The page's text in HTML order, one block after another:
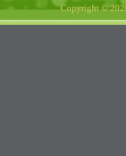
Copyright ©